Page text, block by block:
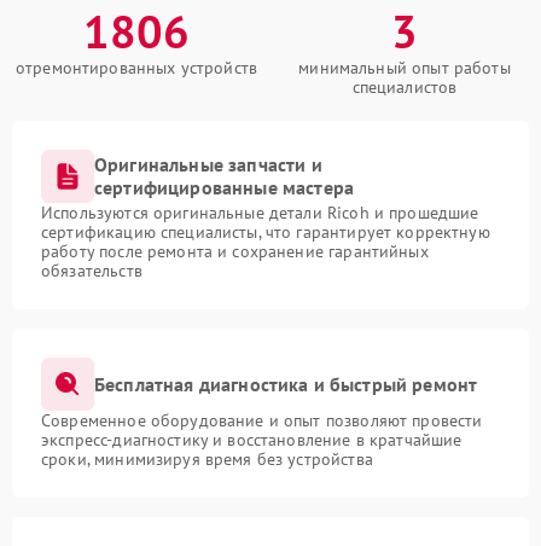
1806
отремонтированных устройств
3
минимальный опыт работы
специалистов
Оригинальные запчасти и
сертифицированные мастера
Используются оригинальные детали Ricoh и прошедшие
сертификацию специалисты, что гарантирует корректную
работу после ремонта и сохранение гарантийных
обязательств
Бесплатная диагностика и быстрый ремонт
Современное оборудование и опыт позволяют провести
экспресс-диагностику и восстановление в кратчайшие
сроки, минимизируя время без устройства